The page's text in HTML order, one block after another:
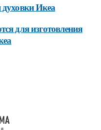
Икеа
для изготовления